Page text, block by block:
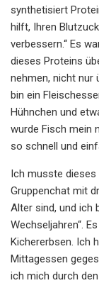
synthetisiert
hilft, Ihren
verbessern.“ Es
dieses Proteins
nehmen, nicht nur
bin ein
Hühnchen und
wurde Fisch mein
so schnell und
Ich musste dieses
Gruppenchat mit
Alter sind, und ich
Wechseljahren“.
Kichererbsen. Ich
Mittagessen
ich mich durch